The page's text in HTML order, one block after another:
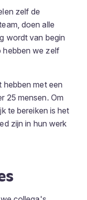
zelf de
doen alle
wordt van begin
hebben we zelf
hebben met een
25 mensen. Om
te bereiken is het
zijn in hun werk